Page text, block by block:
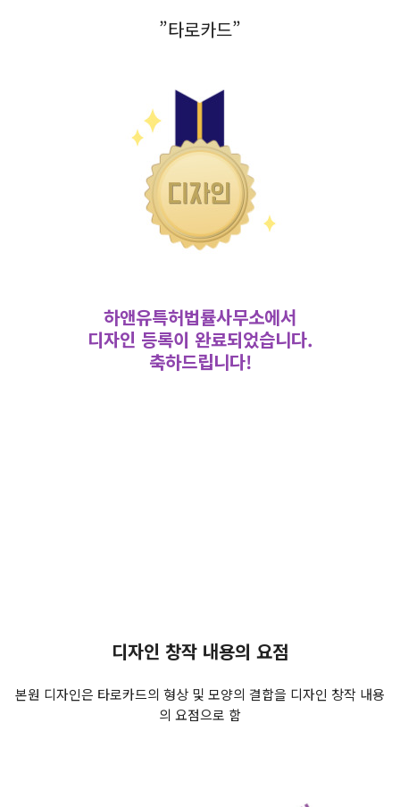
”타로카드”
하앤유특허법률사무소에서
디자인 등록이 완료되었습니다.
축하드립니다!
디자인 창작 내용의 요점
본원 디자인은 타로카드의 형상 및 모양의 결합을 디자인 창작 내용
의 요점으로 함